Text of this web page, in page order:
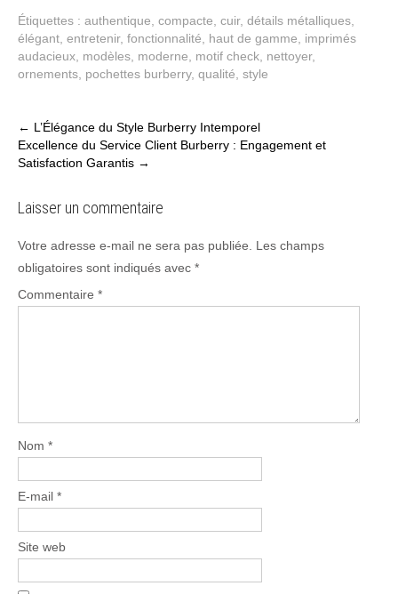
Étiquettes : authentique compacte cuir, détails métalliques
élégant entretenir, fonctionnalité haut de gamme
imprimés
audacieux modèles moderne motif check nettoyer,
ornements pochettes burberry, qualité style
Post
navigation
← L’Élégance du Style Burberry Intemporel
Excellence du Service Client Burberry : Engagement et
Satisfaction Garantis →
Laisser un commentaire
Votre adresse e-mail ne sera pas publiée.
Les champs
obligatoires sont indiqués avec *
Commentaire *
Nom *
E-mail *
Site web